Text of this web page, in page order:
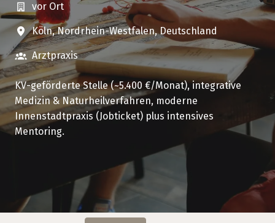
vor Ort
Köln, Nordrhein-Westfalen, Deutschland
Arztpraxis
KV-geförderte Stelle (~5.400 €/Monat), integrative
Medizin & Naturheilverfahren, moderne
Innenstadtpraxis (Jobticket) plus intensives
Mentoring.